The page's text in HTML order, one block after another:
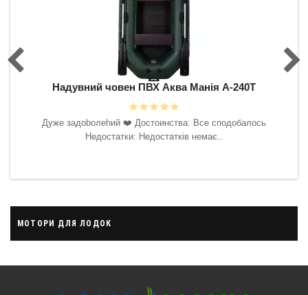
Надувний човен ПВХ Аква Манія А-240Т
Дyжe зaдoboлehий ❤️‍ Достоинства: Все сподобалось
Недостатки: Недостатків немає..
МОТОРИ ДЛЯ ЛОДОК